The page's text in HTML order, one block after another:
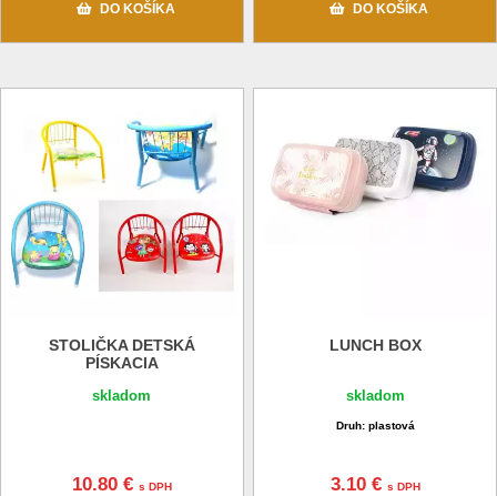
DO KOŠÍKA DO KOŠÍKA
STOLIČKA DETSKÁ
PÍSKACIA
skladom
10.80 € s DPH
LUNCH BOX
skladom
Druh: plastová
3.10 € s DPH